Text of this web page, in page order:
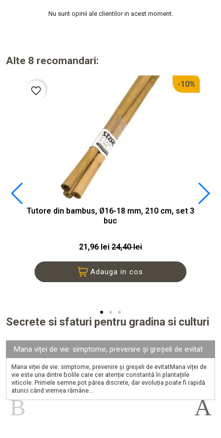
Nu sunt opinii ale clientilor in acest moment.
Alte 8 recomandari:
Tutore din bambus, Ø16-18 mm, 210 cm, set 3
buc
21,96 lei 24,40 lei
-10%
Adauga in cos
favorite_border
Secrete si sfaturi pentru gradina si culturi
Mana viței de vie: simptome, prevenire și greșeli de evitat
Mana viței de vie: simptome, prevenire și greșeli de evitatMana viței de
vie este una dintre bolile care cer atenție constantă în plantațiile
viticole. Primele semne pot părea discrete, dar evoluția poate fi rapidă
atunci când vremea rămâne...